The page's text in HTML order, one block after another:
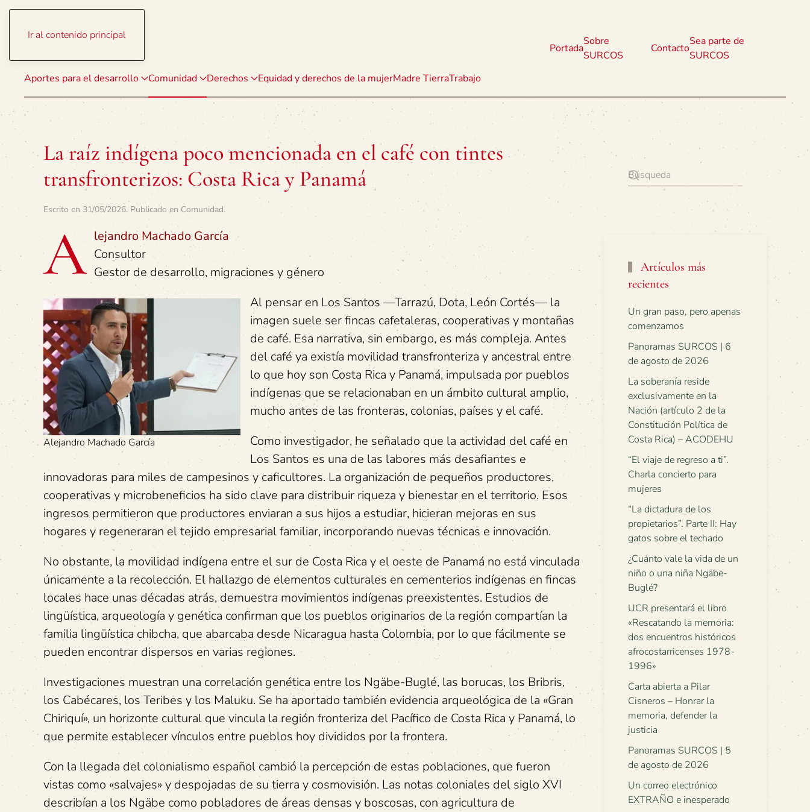
Ir al contenido principal
Aportes para el desarrollo Comunidad Derechos Equidad y derechos de la mujerMadre TierraTrabajo
Portada
Sobre
SURCOS
Contacto
Sea parte de
SURCOS
La raíz indígena poco mencionada en el café con tintes
transfronterizos: Costa Rica y Panamá
Escrito en 31/05/2026. Publicado en Comunidad.
A lejandro Machado García
Consultor
Gestor de desarrollo, migraciones y género
Alejandro Machado García
Al pensar en Los Santos —Tarrazú, Dota, León Cortés— la
imagen suele ser fincas cafetaleras, cooperativas y montañas
de café. Esa narrativa, sin embargo, es más compleja. Antes
del café ya existía movilidad transfronteriza y ancestral entre
lo que hoy son Costa Rica y Panamá, impulsada por pueblos
indígenas que se relacionaban en un ámbito cultural amplio,
mucho antes de las fronteras, colonias, países y el café.
Como investigador, he señalado que la actividad del café en
Los Santos es una de las labores más desafiantes e
innovadoras para miles de campesinos y caficultores. La organización de pequeños productores,
cooperativas y microbeneficios ha sido clave para distribuir riqueza y bienestar en el territorio. Esos
ingresos permitieron que productores enviaran a sus hijos a estudiar, hicieran mejoras en sus
hogares y regeneraran el tejido empresarial familiar, incorporando nuevas técnicas e innovación.
No obstante, la movilidad indígena entre el sur de Costa Rica y el oeste de Panamá no está vinculada
únicamente a la recolección. El hallazgo de elementos culturales en cementerios indígenas en fincas
locales hace unas décadas atrás, demuestra movimientos indígenas preexistentes. Estudios de
lingüística, arqueología y genética confirman que los pueblos originarios de la región compartían la
familia lingüística chibcha, que abarcaba desde Nicaragua hasta Colombia, por lo que fácilmente se
pueden encontrar dispersos en varias regiones.
Investigaciones muestran una correlación genética entre los Ngäbe-Buglé, las borucas, los Bribris,
los Cabécares, los Teribes y los Maluku. Se ha aportado también evidencia arqueológica de la «Gran
Chiriquí», un horizonte cultural que vincula la región fronteriza del Pacífico de Costa Rica y Panamá, lo
que permite establecer vínculos entre pueblos hoy divididos por la frontera.
Con la llegada del colonialismo español cambió la percepción de estas poblaciones, que fueron
vistas como «salvajes» y despojadas de su tierra y cosmovisión. Las notas coloniales del siglo XVI
describían a los Ngäbe como pobladores de áreas densas y boscosas, con agricultura de
Artículos más
recientes
Un gran paso, pero apenas
comenzamos
Panoramas SURCOS | 6
de agosto de 2026
La soberanía reside
exclusivamente en la
Nación (artículo 2 de la
Constitución Política de
Costa Rica) – ACODEHU
“El viaje de regreso a ti”.
Charla concierto para
mujeres
“La dictadura de los
propietarios”. Parte II: Hay
gatos sobre el techado
¿Cuánto vale la vida de un
niño o una niña Ngäbe-
Buglé?
UCR presentará el libro
«Rescatando la memoria:
dos encuentros históricos
afrocostarricenses 1978-
1996»
Carta abierta a Pilar
Cisneros – Honrar la
memoria, defender la
justicia
Panoramas SURCOS | 5
de agosto de 2026
Un correo electrónico
EXTRAÑO e inesperado